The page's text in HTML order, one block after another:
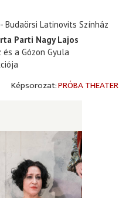
Budaörsi Latinovits Színház
Parti Nagy Lajos
a Gózon Gyula
PRÓBA THEATER